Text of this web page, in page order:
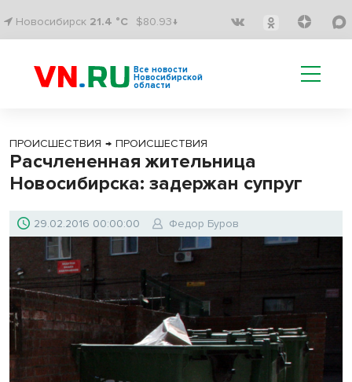
Новосибирск 21.4 °C $80.93↓
Все новости
Новосибирской
области
ПРОИСШЕСТВИЯ → ПРОИСШЕСТВИЯ
Расчлененная жительница
Новосибирска: задержан супруг
29.02.2016 00:00:00 Федор Буров